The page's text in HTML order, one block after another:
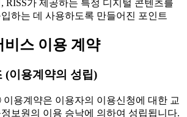
RISS가 제공하는 특정 디지털 콘텐츠를
하는 데 사용하도록 만들어진 포인트
비스 이용 계약
(이용계약의 성립)
용계약은 이용자의 이용신청에 대한 교
보원의 이용 승낙에 의하여 성립됩니다.